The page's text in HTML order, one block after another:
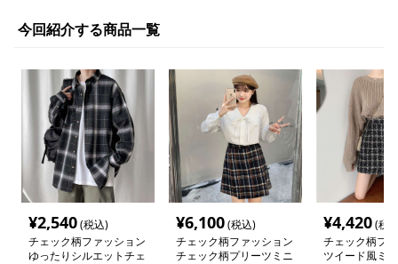
今回紹介する商品一覧
¥2,540(税込)
チェック柄ファッション
ゆったりシルエットチェ
¥6,100(税込)
チェック柄ファッション
チェック柄プリーツミニ
¥4,420(税
チェック柄フ
ツイード風ミ